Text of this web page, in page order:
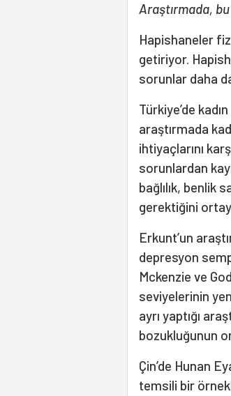
Araştırmada,
Hapishaneler
getiriyor.
sorunlar daha
Türkiye’de
araştırmada
ihtiyaçlarını
sorunlardan
bağlılık, benlik
gerektiğini
Erkunt’un
depresyon
Mckenzie ve
seviyelerinin
ayrı yaptığı
bozukluğunun
Çin’de Hunan
temsili bir